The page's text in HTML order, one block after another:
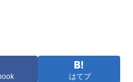
はてブ